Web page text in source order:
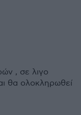
, σε λιγο
θα ολοκληρωθεί